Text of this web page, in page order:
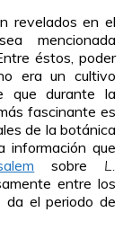
revelados en el
mencionada
éstos, poder
era un cultivo
que durante la
fascinante es
de la botánica
información que
sobre L.
entre los
da el periodo de